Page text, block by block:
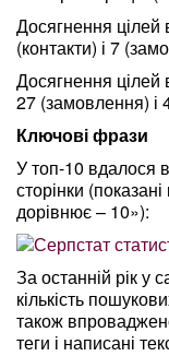
Досягнення цілей
(контакти) і 7
Досягнення цілей
27 (замовлення) і
Ключові фрази
У топ-10 вдалося
сторінки
дорівнює – 10»):
За останній рік у
кількість
також
теги і написані